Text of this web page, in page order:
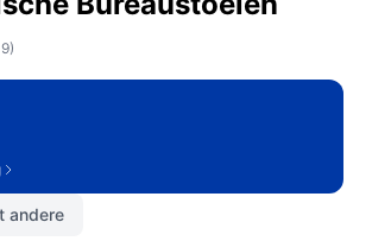
andere